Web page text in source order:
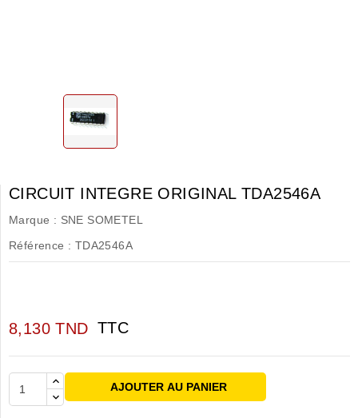
CIRCUIT INTEGRE ORIGINAL TDA2546A
Marque : SNE SOMETEL
Référence : TDA2546A
8,130 TND TTC
AJOUTER AU PANIER